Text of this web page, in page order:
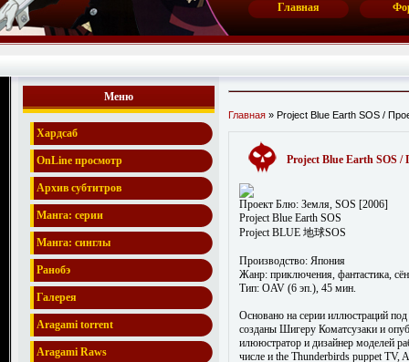
Главная
Меню
Хардсаб
OnLine просмотр
Архив субтитров
Манга: серии
Манга: синглы
Ранобэ
Галерея
Aragami torrent
Aragami Raws
Главная » Project Blue Earth SOS /
Project Blue Earth SOS
Проект Блю: Земля, SOS [2006]
Project Blue Earth SOS
Project BLUE 地球SOS
Производство: Япония
Жанр: приключения, фантастика,
Тип: OAV (6 эп.), 45 мин.
Основано на серии иллюстраций
созданы Шигеру Коматсузаки и
илююстратор и дизайнер моделей
числе и the Thunderbirds puppet TV,